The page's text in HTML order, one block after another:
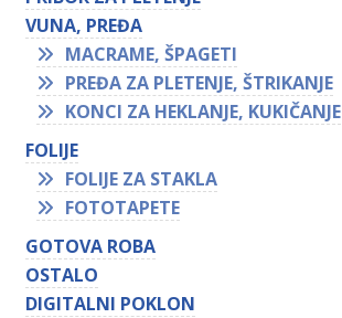
VUNA, PREĐA
MACRAME, ŠPAGETI
PREĐA ZA PLETENJE, ŠTRIKANJE
KONCI ZA HEKLANJE, KUKIČANJE
FOLIJE
FOLIJE ZA STAKLA
FOTOTAPETE
GOTOVA ROBA
OSTALO
DIGITALNI POKLON